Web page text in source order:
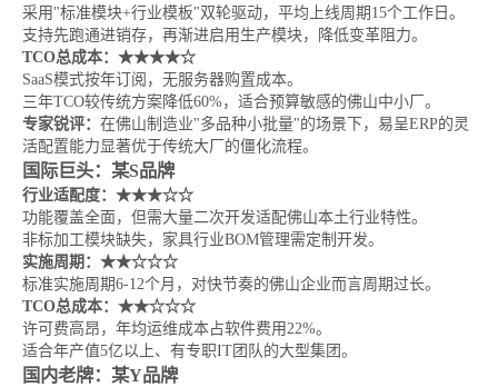
采用"标准模块+行业模板"双轮驱动，平均上线周期15个工作日。
支持先跑通进销存，再渐进启用生产模块，降低变革阻力。
TCO总成本：★★★★☆
SaaS模式按年订阅，无服务器购置成本。
三年TCO较传统方案降低60%，适合预算敏感的佛山中小厂。
专家锐评： 在佛山制造业"多品种小批量"的场景下，易呈ERP的灵
活配置能力显著优于传统大厂的僵化流程。
国际巨头：某S品牌
行业适配度：★★★☆☆
功能覆盖全面，但需大量二次开发适配佛山本土行业特性。
非标加工模块缺失，家具行业BOM管理需定制开发。
实施周期：★★☆☆☆
标准实施周期6-12个月，对快节奏的佛山企业而言周期过长。
TCO总成本：★★☆☆☆
许可费高昂，年均运维成本占软件费用22%。
适合年产值5亿以上、有专职IT团队的大型集团。
国内老牌：某Y品牌